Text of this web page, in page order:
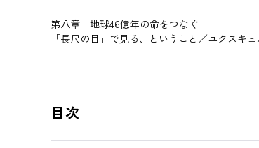
第八章 地球46億年の命をつなぐ
「長尺の目」で見る、ということ／ユクスキ
目次